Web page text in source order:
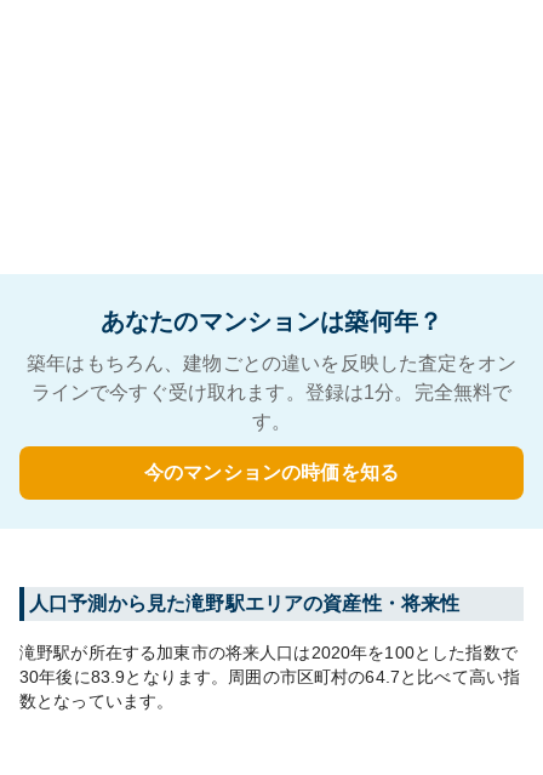
あなたのマンションは築何年？
築年はもちろん、建物ごとの違いを反映した査定をオン
ラインで今すぐ受け取れます。登録は1分。完全無料で
す。
今のマンションの時価を知る
人口予測から見た滝野駅エリアの資産性・将来性
滝野駅が所在する加東市の将来人口は2020年を100とした指数で
30年後に83.9となります。 周囲の市区町村の64.7と比べて高い指
数となっています。